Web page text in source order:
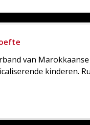
van
kinderen.